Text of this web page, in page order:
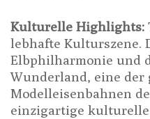
Kulturelle Highlights:
lebhafte Kulturszene.
Elbphilharmonie und
Wunderland, eine der
Modelleisenbahnen
einzigartige kulturelle